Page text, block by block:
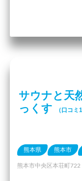
サウナと天
っくす
（口コミ
熊本県 熊本市
熊本市中央区本荘町722